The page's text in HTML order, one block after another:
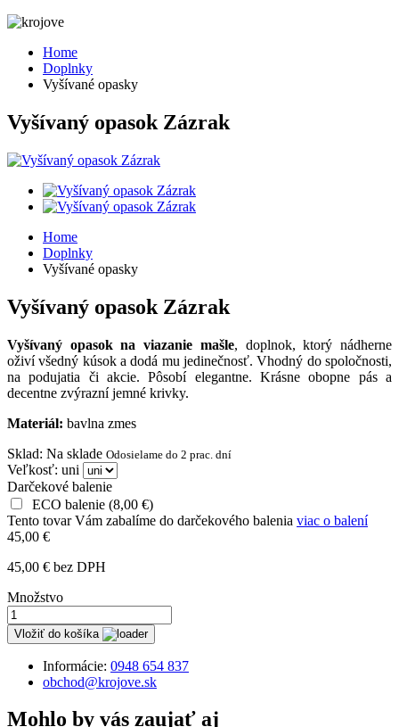
Home
Doplnky
Vyšívané opasky
Vyšívaný opasok Zázrak
Home
Doplnky
Vyšívané opasky
Vyšívaný opasok Zázrak
Vyšívaný opasok na viazanie mašle, doplnok, ktorý nádherne
oživí všedný kúsok a dodá mu jedinečnosť. Vhodný do spoločnosti,
na podujatia či akcie. Pôsobí elegantne. Krásne obopne pás a
decentne zvýrazní jemné krivky.
Materiál: bavlna zmes
Sklad: Na sklade Odosielame do 2 prac. dní
Veľkosť: uni
Darčekové balenie
ECO balenie (8,00 €)
Tento tovar Vám zabalíme do darčekového balenia viac o balení
45,00 €
45,00 € bez DPH
Množstvo
Vložiť do košíka
Informácie: 0948 654 837
obchod@krojove.sk
Mohlo by vás zaujať aj